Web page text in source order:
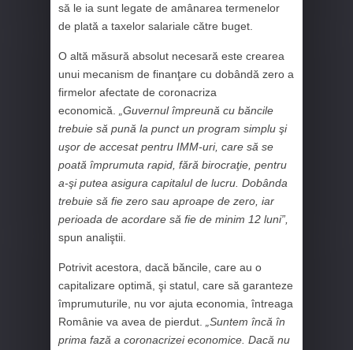
să le ia sunt legate de amânarea termenelor
de plată a taxelor salariale către buget.
O altă măsură absolut necesară este crearea
unui mecanism de finanţare cu dobândă zero a
firmelor afectate de coronacriza
economică.
„Guvernul împreună cu băncile
trebuie să pună la punct un program simplu şi
uşor de accesat pentru IMM-uri, care să se
poată împrumuta rapid, fără birocraţie, pentru
a-şi putea asigura capitalul de lucru. Dobânda
trebuie să fie zero sau aproape de zero, iar
perioada de acordare să fie de minim 12 luni”,
spun analiştii.
Potrivit acestora, dacă băncile, care au o
capitalizare optimă, şi statul, care să garanteze
împrumuturile, nu vor ajuta economia, întreaga
Românie va avea de pierdut.
„Suntem încă în
prima fază a coronacrizei economice. Dacă nu